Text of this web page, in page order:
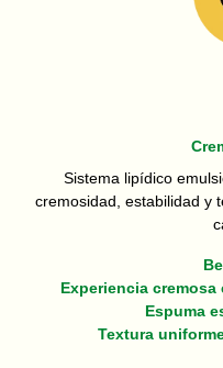
Sistema lipídico
cremosidad, estabilidad y
Experiencia
Espuma
Textura